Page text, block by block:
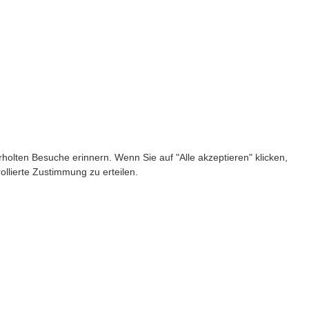
Besuche erinnern. Wenn Sie auf "Alle akzeptieren" klicken,
Zustimmung zu erteilen.